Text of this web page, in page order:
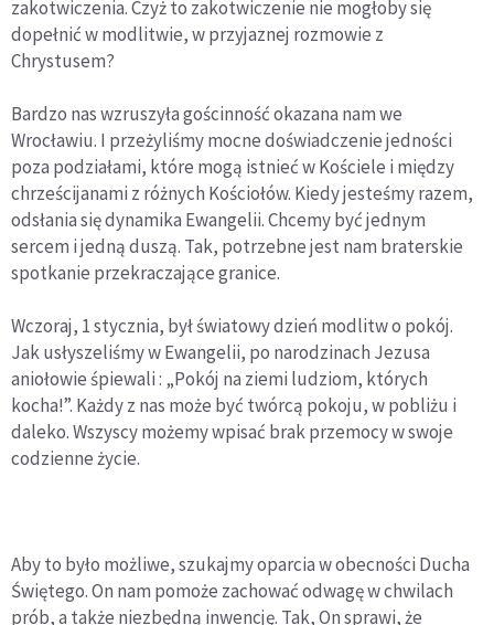
zakotwiczenia. Czyż to zakotwiczenie nie mogłoby się
dopełnić w modlitwie, w przyjaznej rozmowie z
Chrystusem?
Bardzo nas wzruszyła gościnność okazana nam we
Wrocławiu. I przeżyliśmy mocne doświadczenie jedności
poza podziałami, które mogą istnieć w Kościele i między
chrześcijanami z różnych Kościołów. Kiedy jesteśmy razem,
odsłania się dynamika Ewangelii. Chcemy być jednym
sercem i jedną duszą. Tak, potrzebne jest nam braterskie
spotkanie przekraczające granice.
Wczoraj, 1 stycznia, był światowy dzień modlitw o pokój.
Jak usłyszeliśmy w Ewangelii, po narodzinach Jezusa
aniołowie śpiewali : „Pokój na ziemi ludziom, których
kocha!”. Każdy z nas może być twórcą pokoju, w pobliżu i
daleko. Wszyscy możemy wpisać brak przemocy w swoje
codzienne życie.
Aby to było możliwe, szukajmy oparcia w obecności Ducha
Świętego. On nam pomoże zachować odwagę w chwilach
prób, a także niezbędną inwencję. Tak, On sprawi, że